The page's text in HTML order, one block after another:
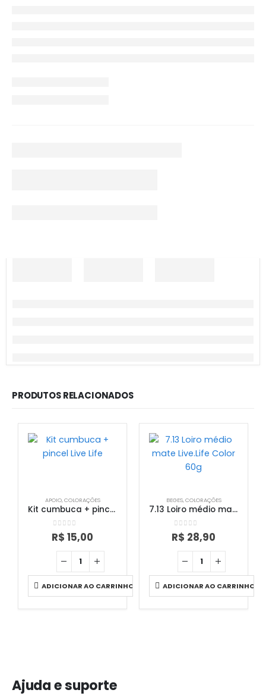
PRODUTOS RELACIONADOS
APOIO,COLORAÇÕES
Kit cumbuca + pincel Live Life
0 out of 5
R$ 15,00
ADICIONAR AO CARRINHO
BEGES,COLORAÇÕES
7.13 Loiro médio mate Live.Life Color 60g
0 out of 5
R$ 28,90
ADICIONAR AO CARRINHO
Ajuda e suporte